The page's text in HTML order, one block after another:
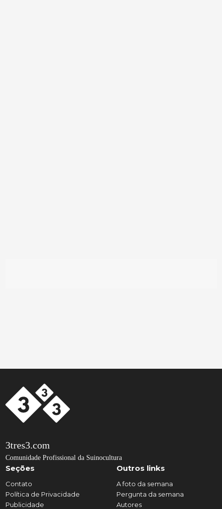
3tres3.com
Comunidade Profissional da Suinocultura
Seções
Contato
Política de Privacidade
Publicidade
Outros links
A foto da semana
Pergunta da semana
Autores